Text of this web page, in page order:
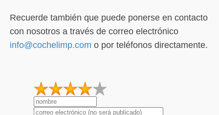
Recuerde también que puede ponerse en contacto
con nosotros a través de correo electrónico
info@cochelimp.com o por teléfonos directamente.
2
1